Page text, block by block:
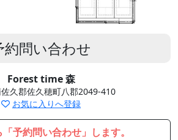
約問い合わせ
Forest time 森
久郡佐久穂町八郡2049-410
お気に入りへ登録
予約問い合わせ」します。